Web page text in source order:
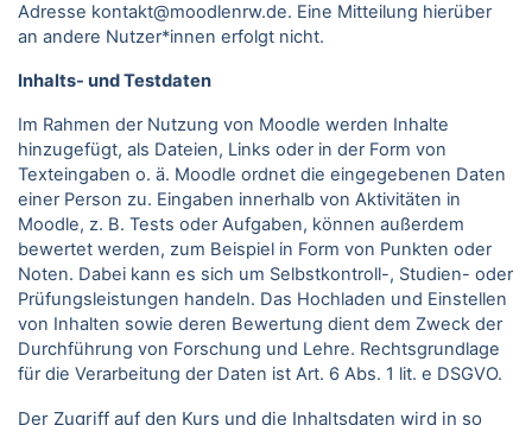
Adresse kontakt@moodlenrw.de. Eine Mitteilung hierüber
an andere Nutzer*innen erfolgt nicht.
Inhalts- und Testdaten
Im Rahmen der Nutzung von Moodle werden Inhalte
hinzugefügt, als Dateien, Links oder in der Form von
Texteingaben o. ä. Moodle ordnet die eingegebenen Daten
einer Person zu. Eingaben innerhalb von Aktivitäten in
Moodle, z. B. Tests oder Aufgaben, können außerdem
bewertet werden, zum Beispiel in Form von Punkten oder
Noten. Dabei kann es sich um Selbstkontroll-, Studien- oder
Prüfungsleistungen handeln. Das Hochladen und Einstellen
von Inhalten sowie deren Bewertung dient dem Zweck der
Durchführung von Forschung und Lehre. Rechtsgrundlage
für die Verarbeitung der Daten ist Art. 6 Abs. 1 lit. e DSGVO.
Der Zugriff auf den Kurs und die Inhaltsdaten wird in so